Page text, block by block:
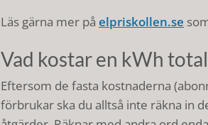
Läs gärna mer på elpriskollen.se
Vad kostar en kWh
Eftersom de fasta kostnaderna
förbrukar ska du alltså inte räkna in